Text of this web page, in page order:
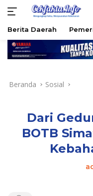
Langsung
Berita Daerah
Beranda Sosial
Dari
BOTB